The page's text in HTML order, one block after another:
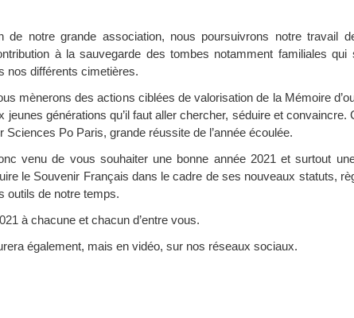
de notre grande association, nous poursuivrons notre travail
à la sauvegarde des tombes notamment familiales qui
nos différents cimetières.
mènerons des actions ciblées de valorisation de la Mémoire
jeunes générations qu’il faut aller chercher, séduire et convaincre.
Sciences Po Paris, grande réussite de l’année écoulée.
venu de vous souhaiter une bonne année 2021 et surtout
le Souvenir Français dans le cadre de ses nouveaux statuts,
outils de notre temps.
à chacune et chacun d’entre vous.
également, mais en vidéo, sur nos réseaux sociaux.